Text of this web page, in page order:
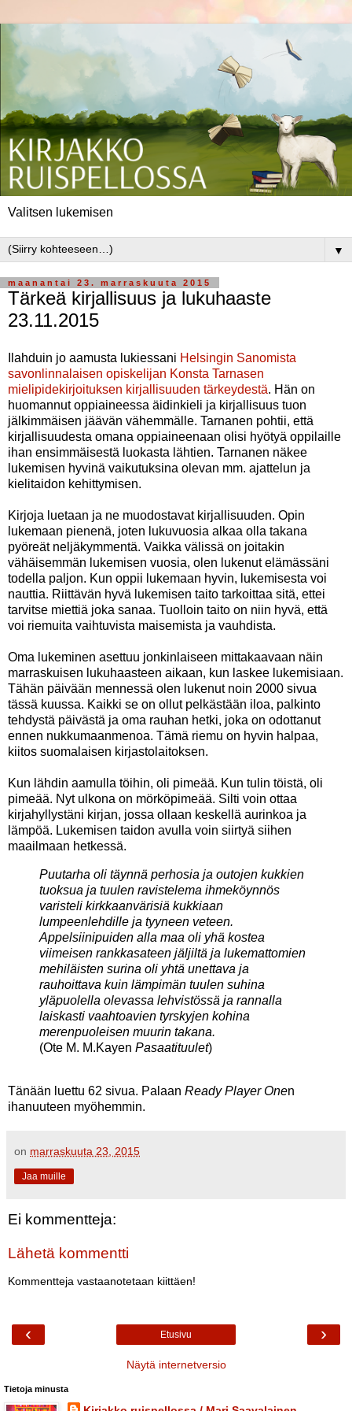
Valitsen lukemisen
▼
maanantai 23. marraskuuta 2015
Tärkeä kirjallisuus ja lukuhaaste
23.11.2015
Ilahduin jo aamusta lukiessani Helsingin Sanomista
savonlinnalaisen opiskelijan Konsta Tarnasen
mielipidekirjoituksen kirjallisuuden tärkeydestä. Hän on
huomannut oppiaineessa äidinkieli ja kirjallisuus tuon
jälkimmäisen jäävän vähemmälle. Tarnanen pohtii, että
kirjallisuudesta omana oppiaineenaan olisi hyötyä oppilaille
ihan ensimmäisestä luokasta lähtien. Tarnanen näkee
lukemisen hyvinä vaikutuksina olevan mm. ajattelun ja
kielitaidon kehittymisen.
Kirjoja luetaan ja ne muodostavat kirjallisuuden. Opin
lukemaan pienenä, joten lukuvuosia alkaa olla takana
pyöreät neljäkymmentä. Vaikka välissä on joitakin
vähäisemmän lukemisen vuosia, olen lukenut elämässäni
todella paljon. Kun oppii lukemaan hyvin, lukemisesta voi
nauttia. Riittävän hyvä lukemisen taito tarkoittaa sitä, ettei
tarvitse miettiä joka sanaa. Tuolloin taito on niin hyvä, että
voi riemuita vaihtuvista maisemista ja vauhdista.
Oma lukeminen asettuu jonkinlaiseen mittakaavaan näin
marraskuisen lukuhaasteen aikaan, kun laskee lukemisiaan.
Tähän päivään mennessä olen lukenut noin 2000 sivua
tässä kuussa. Kaikki se on ollut pelkästään iloa, palkinto
tehdystä päivästä ja oma rauhan hetki, joka on odottanut
ennen nukkumaanmenoa. Tämä riemu on hyvin halpaa,
kiitos suomalaisen kirjastolaitoksen.
Kun lähdin aamulla töihin, oli pimeää. Kun tulin töistä, oli
pimeää. Nyt ulkona on mörköpimeää. Silti voin ottaa
kirjahyllystäni kirjan, jossa ollaan keskellä aurinkoa ja
lämpöä. Lukemisen taidon avulla voin siirtyä siihen
maailmaan hetkessä.
Puutarha oli täynnä perhosia ja outojen kukkien
tuoksua ja tuulen ravistelema ihmeköynnös
varisteli kirkkaanvärisiä kukkiaan
lumpeenlehdille ja tyyneen veteen.
Appelsiinipuiden alla maa oli yhä kostea
viimeisen rankkasateen jäljiltä ja lukemattomien
mehiläisten surina oli yhtä unettava ja
rauhoittava kuin lämpimän tuulen suhina
yläpuolella olevassa lehvistössä ja rannalla
laiskasti vaahtoavien tyrskyjen kohina
merenpuoleisen muurin takana.
(Ote M. M.Kayen Pasaatituulet)
Tänään luettu 62 sivua. Palaan Ready Player Onen
ihanuuteen myöhemmin.
on marraskuuta 23, 2015
Jaa muille
Ei kommentteja:
Lähetä kommentti
Kommentteja vastaanotetaan kiittäen!
‹ ›
Etusivu
Näytä internetversio
Tietoja minusta